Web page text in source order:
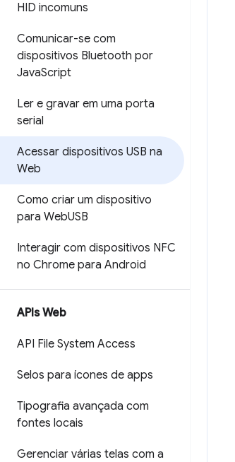
HID incomuns
Comunicar-se com
dispositivos Bluetooth por
JavaScript
Ler e gravar em uma porta
serial
Acessar dispositivos USB na
Web
Como criar um dispositivo
para WebUSB
Interagir com dispositivos NFC
no Chrome para Android
APIs Web
API File System Access
Selos para ícones de apps
Tipografia avançada com
fontes locais
Gerenciar várias telas com a